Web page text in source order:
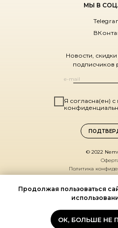
Я согласна(ен)
Новости,
подписчиков
МЫ В
Политика
© 2022
Мы на
ул. Комиссара
(ДК
Продолжая пользоваться
ОК, БОЛЬШЕ НЕ